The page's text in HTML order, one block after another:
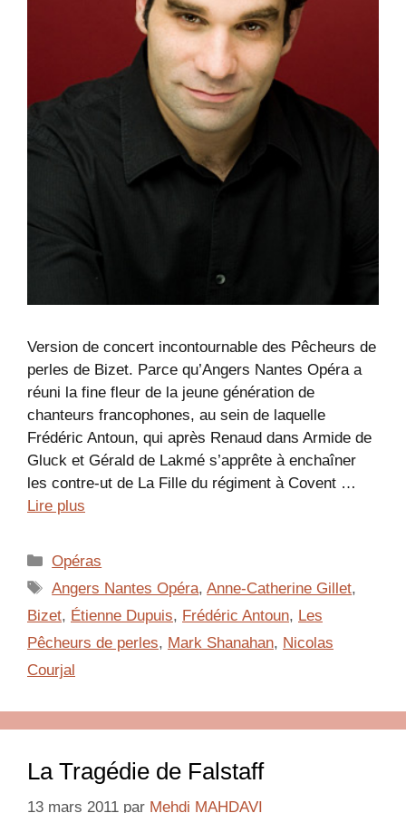
Version de concert incontournable des Pêcheurs de
perles de Bizet. Parce qu’Angers Nantes Opéra a
réuni la fine fleur de la jeune génération de
chanteurs francophones, au sein de laquelle
Frédéric Antoun, qui après Renaud dans Armide de
Gluck et Gérald de Lakmé s’apprête à enchaîner
les contre-ut de La Fille du régiment à Covent …
Lire plus
Catégories
Opéras
Étiquettes
Angers Nantes Opéra,Anne-Catherine Gillet,
Bizet, Étienne Dupuis, Frédéric Antoun, Les
Pêcheurs de perles, Mark Shanahan, Nicolas
Courjal
La Tragédie de Falstaff
13 mars 2011 par Mehdi MAHDAVI